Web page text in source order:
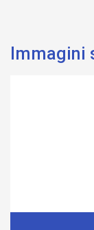
Immagini